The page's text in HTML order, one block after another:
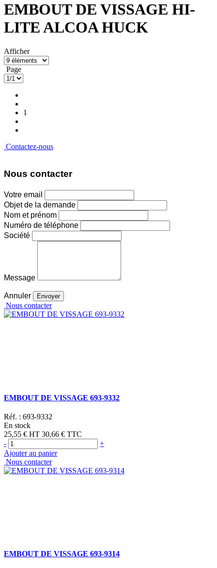
EMBOUT DE VISSAGE HI-
LITE ALCOA HUCK
Afficher
Page
1
Contactez-nous
Nous contacter
Votre email
Objet de la demande
Nom et prénom
Numéro de téléphone
Société
Message
Annuler
Nous contacter
EMBOUT DE VISSAGE 693-9332
Réf. : 693-9332
En stock
25,55 € HT 30,66 € TTC
-
+
Ajouter au panier
Nous contacter
EMBOUT DE VISSAGE 693-9314